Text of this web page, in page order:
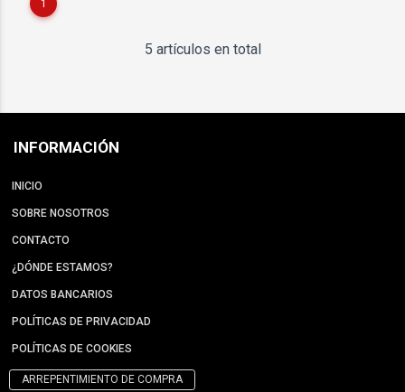
1
5 artículos en total
INFORMACIÓN
INICIO
SOBRE NOSOTROS
CONTACTO
¿DÓNDE ESTAMOS?
DATOS BANCARIOS
POLÍTICAS DE PRIVACIDAD
POLÍTICAS DE COOKIES
ARREPENTIMIENTO DE COMPRA